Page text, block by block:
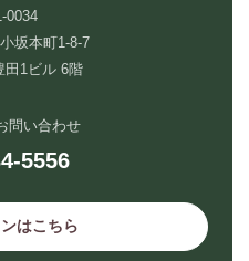
0034
坂本町1-8-7
田1ビル 6階
問い合わせ
5556
はこちら